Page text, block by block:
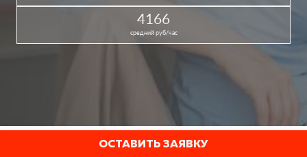
4166
средний руб/час
ОСТАВИТЬ ЗАЯВКУ